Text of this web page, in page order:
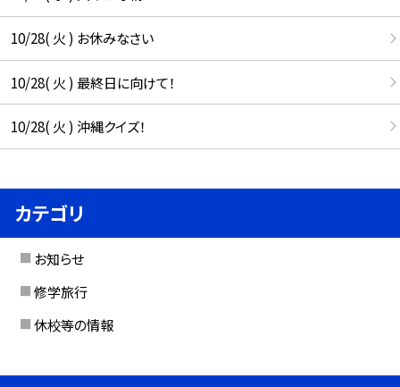
10/28( 火 ) お休みなさい
10/28( 火 ) 最終日に向けて！
10/28( 火 ) 沖縄クイズ！
カテゴリ
お知らせ
修学旅行
休校等の情報